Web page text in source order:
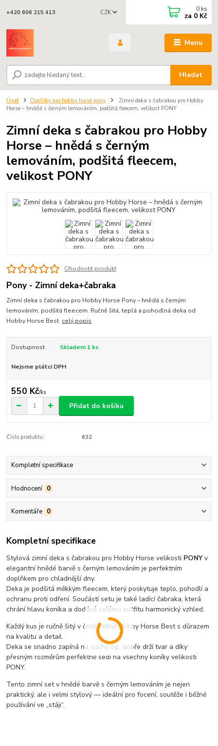
Menu
CZK
Hledat
+420 606 215 413 0 ks
za 0 Kč
Úvod Doplňky pro hobby horse pony
Zimní deka s čabrakou pro Hobby
Horse – hnědá s černým lemováním, podšitá fleecem, velikost PONY
Zimní deka s čabrakou pro Hobby
Horse – hnědá s černým
lemováním, podšitá fleecem,
velikost PONY
Ohodnotit produkt
Pony - Zimní deka+čabraka
Zimní deka s čabrakou pro Hobby Horse Pony – hnědá s černým
lemováním, podšitá fleecem. Ručně šitá, teplá a pohodlná deka od
Hobby Horse Best. celý popis
Dostupnost Skladem 1 ks
Nejsme plátci DPH
550 Kč/ks
Přidat do košíku
Číslo produktu: 632
Kompletní specifikace
Hodnocení 0
Komentáře 0
Kompletní specifikace
Stylová zimní deka s čabrakou pro Hobby Horse velikosti PONYv
elegantní hnědé barvě s černým lemováním je perfektním
doplňkem pro chladnější dny.
Deka je podšitá měkkým fleecem, který poskytuje teplo, pohodlí a
ochranu proti odření. Součástí setu je také ladící čabraka, která
chrání hlavu koníka a dodává celému outfitu harmonický vzhled.
Každý kus je ručně šitý v české dílně Hobby Horse Best s důrazem
na kvalitu a detail.
Deka se snadno zapíná na suchý zip, dobře drží tvar a díky
přesným rozměrům perfektně sedí na všechny koníky velikosti
PONY.
Tento zimní set v hnědé barvě s černým lemováním je nejen
praktický, ale i velmi stylový — ideální pro focení, soutěže i běžné
používání ve „stáji“.